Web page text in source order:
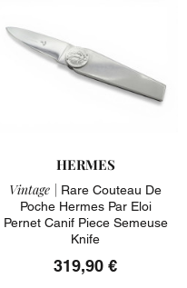
HERMES
Vintage | Rare Couteau De
Poche Hermes Par Eloi
Pernet Canif Piece Semeuse
Knife
319,90 €